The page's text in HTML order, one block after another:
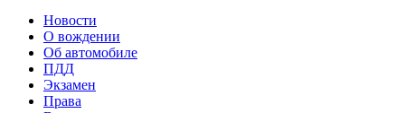
Новости
О вождении
Об автомобиле
ПДД
Экзамен
Права